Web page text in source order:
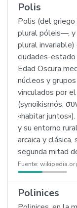
Polis
Polis (del
plural póleis—, y
plural invariable)
ciudades-estado
Edad Oscura
núcleos y
vinculados por
(synoikismós,
«habitar
y su entorno
arcaica y
segunda mitad
Fuente:
Polinices